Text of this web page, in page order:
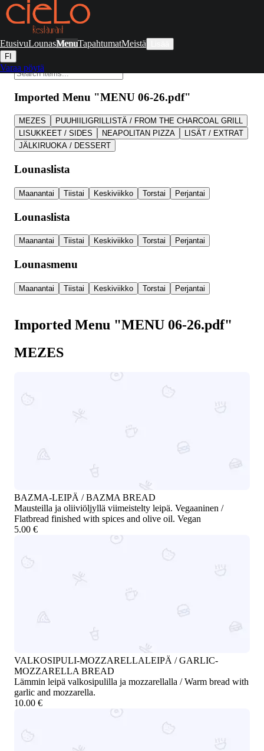
EtusivuLounasMenuTapahtumatMeistä
FI
Varaa pöytä
Imported Menu "MENU 06-26.pdf"
MEZES
PUUHIILIGRILLISTÄ / FROM THE CHARCOAL GRILL
LISUKKEET / SIDES
NEAPOLITAN PIZZA
LISÄT / EXTRAT
JÄLKIRUOKA / DESSERT
Lounaslista
Maanantai Tiistai Keskiviikko Torstai Perjantai
Lounaslista
Maanantai Tiistai Keskiviikko Torstai Perjantai
Lounasmenu
Maanantai Tiistai Keskiviikko Torstai Perjantai
Imported Menu "MENU 06-26.pdf"
MEZES
BAZMA-LEIPÄ / BAZMA BREAD
Mausteilla ja oliiviöljyllä viimeistelty leipä. Vegaaninen /
Flatbread finished with spices and olive oil. Vegan
5.00 €
VALKOSIPULI-MOZZARELLALEIPÄ / GARLIC-
MOZZARELLA BREAD
Lämmin leipä valkosipulilla ja mozzarellalla / Warm bread with
garlic and mozzarella.
10.00 €